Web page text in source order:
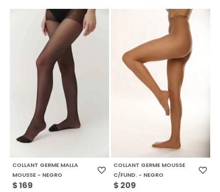
COLLANT GERME MALLA
MOUSSE - NEGRO
$169
COLLANT GERME MOUSSE
C/FUND. - NEGRO
$ 209